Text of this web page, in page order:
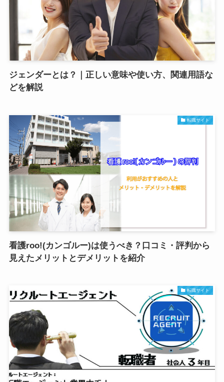
ジェンダーとは？｜正しい意味や使い方、関連用語な
どを解説
転職サイト
看護roo!(カンゴルー)は使うべき？口コミ・評判から
見えたメリットとデメリットを紹介
転職サイト